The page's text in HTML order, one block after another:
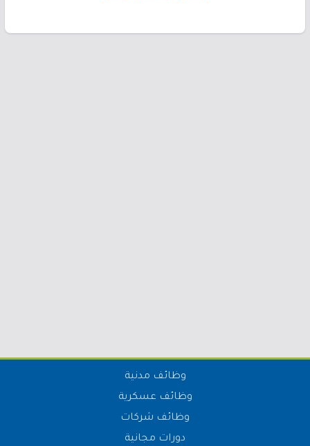
وظائف مدنية
وظائف عسكرية
وظائف شركات
دورات مجانية